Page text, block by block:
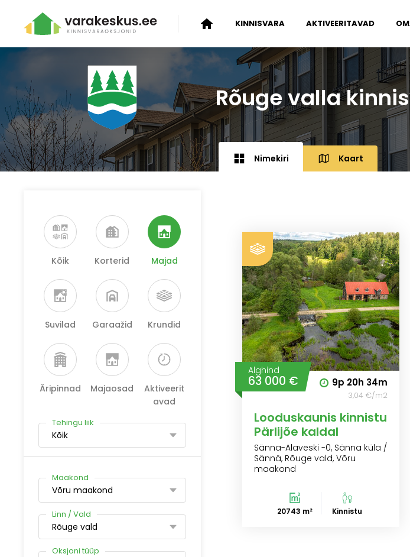
KINNISVARA AKTIVEERITAVAD
Rõuge valla
Nimekiri Kaart
Kõik Korterid Majad
Suvilad Garaažid Krundid
Äripinnad Majaosad
Aktiveerit
avad
Tehingu liik
Kõik
Maakond
Võru maakond
Linn / Vald
Rõuge vald
Oksjoni tüüp
Alghind
63 000 € 9p 20h 34m
3,04 €/m2
Looduskaunis kinnistu
Pärlijõe kaldal
Sänna-Alaveski -0, Sänna küla /
Sännä, Rõuge vald, Võru
maakond
20743 m² Kinnistu